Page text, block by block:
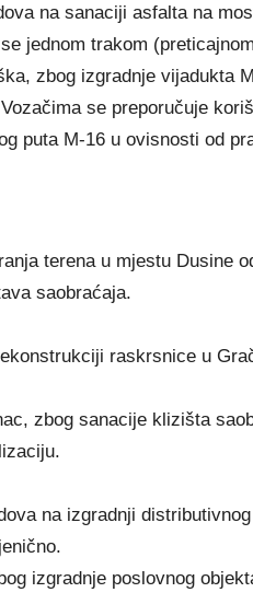
na sanaciji asfalta na
jednom trakom
zbog izgradnje vijadukta
se preporučuje
puta M-16 u ovisnosti od
terena u mjestu Dusine
saobraćaja.
raskrsnice u
zbog sanacije klizišta
na izgradnji
izgradnje poslovnog